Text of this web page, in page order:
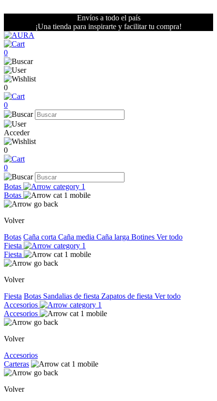
Envíos a todo el país
¡Una tienda para inspirarte y facilitar tu compra!
0
0
0
Acceder
0
0
Botas
Botas
Volver
Botas Caña corta Caña media Caña larga Botines Ver todo
Fiesta
Fiesta
Volver
Fiesta Botas Sandalias de fiesta Zapatos de fiesta Ver todo
Accesorios
Accesorios
Volver
Accesorios
Carteras
Volver